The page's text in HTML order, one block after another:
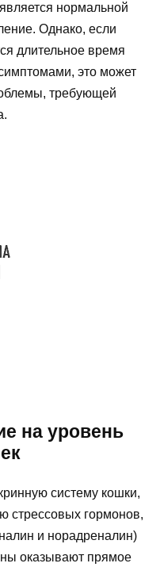
нормальной
Однако, если
длительное время
это может
требующей
на уровень
систему кошки,
стрессовых гормонов,
и норадреналин)
оказывают прямое